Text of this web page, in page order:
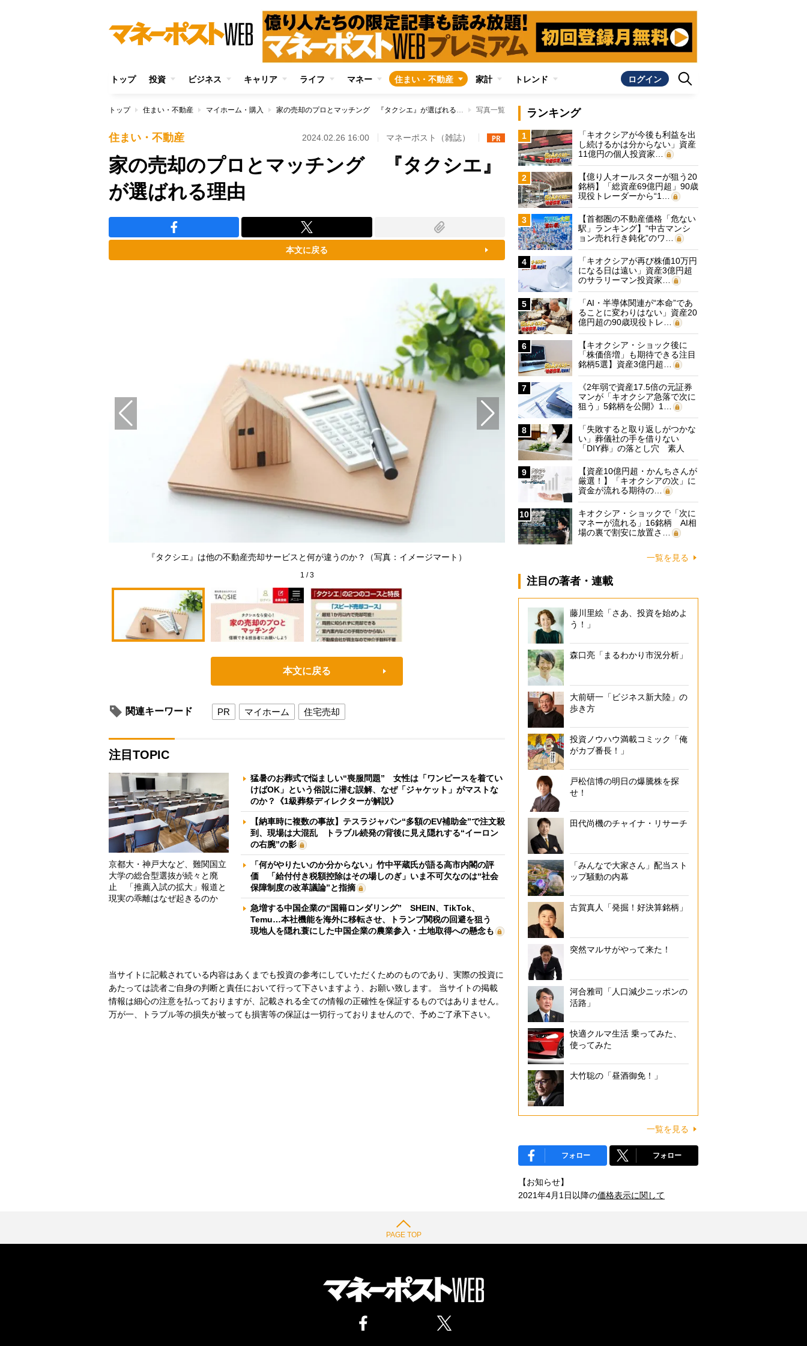
トップ 投資 ビジネス キャリア ライフ マネー 住まい・不動産 家計 トレンド ログイン
トップ 住まい・不動産 マイホーム・購入 家の売却のプロとマッチング 『タクシエ』が選ばれる理由 写真一覧
住まい・不動産 2024.02.26 16:00 マネーポスト（雑誌）
家の売却のプロとマッチング 『タクシエ』
が選ばれる理由
本文に戻る
『タクシエ』は他の不動産売却サービスと何が違うのか？（写真：イメージマート）
サービス対象エリアは東京都・神奈川県・埼玉県・千葉県の主要都市115市町
エリアもカバーする予定（スピード売却コースのみ）
1 /3
本文に戻る
関連キーワード PR マイホーム 住宅売却
注目TOPIC
京都大・神戸大など、難関国立
大学の総合型選抜が続々と廃
止 「推薦入試の拡大」報道と
現実の乖離はなぜ起きるのか
猛暑のお葬式で悩ましい“喪服問題” 女性は「ワンピースを着てい
けばOK」という俗説に潜む誤解、なぜ「ジャケット」がマストな
のか？《1級葬祭ディレクターが解説》
【納車時に複数の事故】テスラジャパン“多額のEV補助金”で注文殺
到、現場は大混乱 トラブル続発の背後に見え隠れする“イーロン
の右腕”の影
「何がやりたいのか分からない」竹中平蔵氏が語る高市内閣の評
価 「給付付き税額控除はその場しのぎ」いま不可欠なのは“社会
保障制度の改革議論”と指摘
急増する中国企業の“国籍ロンダリング” SHEIN、TikTok、
Temu…本社機能を海外に移転させ、トランプ関税の回避を狙う
現地人を隠れ蓑にした中国企業の農業参入・土地取得への懸念も
当サイトに記載されている内容はあくまでも投資の参考にしていただくためのものであり、実際の投資に
あたっては読者ご自身の判断と責任において行って下さいますよう、お願い致します。 当サイトの掲載
情報は細心の注意を払っておりますが、記載される全ての情報の正確性を保証するものではありません。
万が一、トラブル等の損失が被っても損害等の保証は一切行っておりませんので、予めご了承下さい。
ランキング
1
「キオクシアが今後も利益を出
し続けるかは分からない」資産
11億円の個人投資家…
2
【億り人オールスターが狙う20
銘柄】「総資産69億円超」90歳
現役トレーダーから“1…
3
【首都圏の不動産価格「危ない
駅」ランキング】“中古マンシ
ョン売れ行き鈍化”のワ…
4
「キオクシアが再び株価10万円
になる日は遠い」資産3億円超
のサラリーマン投資家…
5
「AI・半導体関連が“本命”であ
ることに変わりはない」資産20
億円超の90歳現役トレ…
6
【キオクシア・ショック後に
「株価倍増」も期待できる注目
銘柄5選】資産3億円超…
7
《2年弱で資産17.5倍の元証券
マンが「キオクシア急落で次に
狙う」5銘柄を公開》1…
8
「失敗すると取り返しがつかな
い」葬儀社の手を借りない
「DIY葬」の落とし穴 素人
に…
9
【資産10億円超・かんちさんが
厳選！】「キオクシアの次」に
資金が流れる期待の…
10
キオクシア・ショックで「次に
マネーが流れる」16銘柄 AI相
場の裏で割安に放置さ…
一覧を見る
注目の著者・連載
藤川里絵「さあ、投資を始めよ
う！」
森口亮「まるわかり市況分析」
大前研一「ビジネス新大陸」の
歩き方
投資ノウハウ満載コミック「俺
がカブ番長！」
戸松信博の明日の爆騰株を探
せ！
田代尚機のチャイナ・リサーチ
「みんなで大家さん」配当スト
ップ騒動の内幕
古賀真人「発掘！好決算銘柄」
突然マルサがやって来た！
河合雅司「人口減少ニッポンの
活路」
快適クルマ生活 乗ってみた、
使ってみた
大竹聡の「昼酒御免！」
一覧を見る
フォロー フォロー
【お知らせ】
2021年4月1日以降の価格表示に関して
PAGE TOP